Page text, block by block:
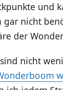
und
gar nicht
der
nicht